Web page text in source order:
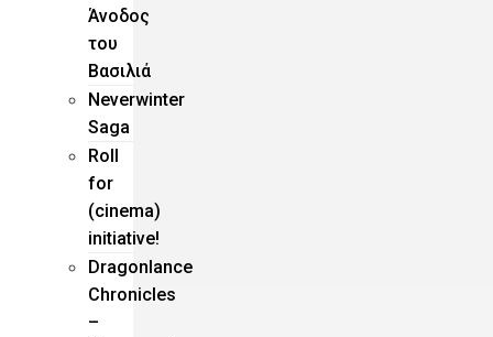
Άνοδος
του
Βασιλιά
Neverwinter
Saga
Roll
for
(cinema)
initiative!
Dragonlance
Chronicles
–